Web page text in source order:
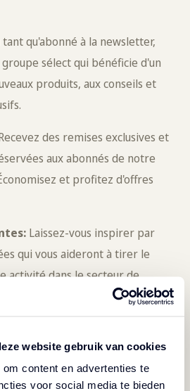
website gebruik van cookies
content en advertenties te
voor social media te bieden
tant qu'abonné à la newsletter,
sélect qui bénéficie d'un
produits, aux conseils et
des remises exclusives et
aux abonnés de notre
et profitez d'offres
Laissez-vous inspirer par
qui vous aideront à tirer le
activité dans le secteur de
notre lettre d'information